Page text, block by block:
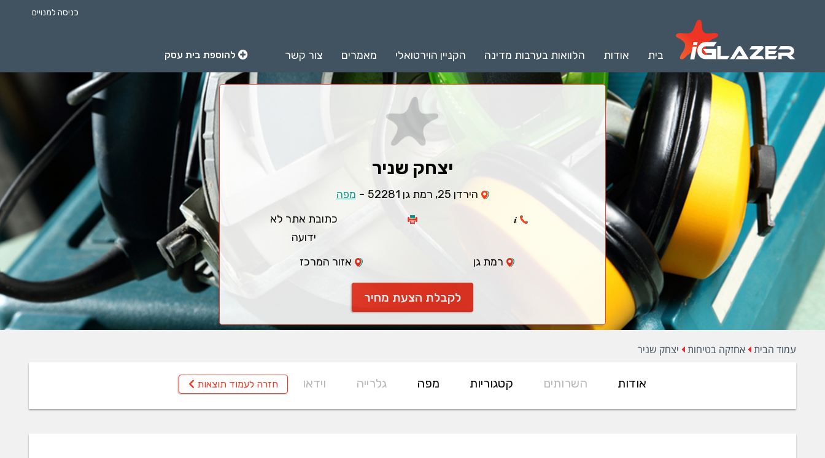
כניסה למנויים
בית אודות הלוואות בערבות מדינה הקניין הוירטואלי מאמרים צור קשר להוספת בית עסק
יצחק שניר
הירדן 25, רמת גן 52281 - מפה
כתובת אתר לא
ידועה
רמת גן
אזור המרכז
לקבלת הצעת מחיר
עמוד הבית אחזקה בטיחות יצחק שניר
אודות השרותים קטגוריות מפה גלרייה וידאו חזרה לעמוד תוצאות